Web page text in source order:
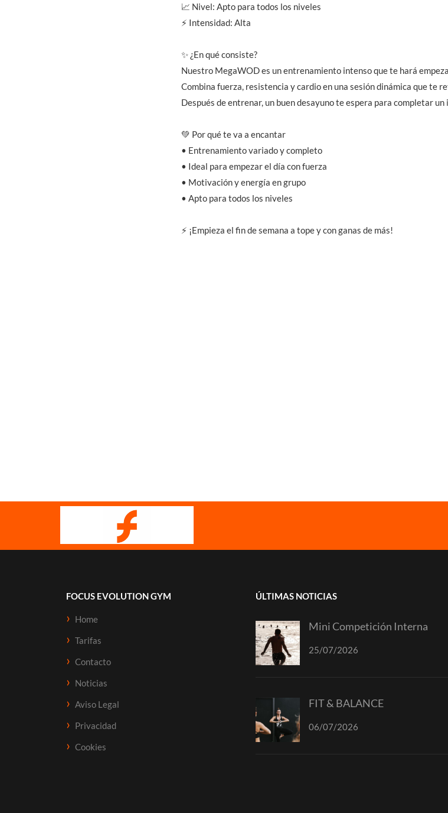
📈 Nivel: Apto para todos los niveles
⚡ Intensidad: Alta
✨ ¿En qué consiste?
Nuestro MegaWOD es un entrenamiento intenso que te hará
Combina fuerza, resistencia y cardio en una sesión dinámica que te
Después de entrenar, un buen desayuno te espera para completar
💚 Por qué te va a encantar
• Entrenamiento variado y completo
• Ideal para empezar el día con fuerza
• Motivación y energía en grupo
• Apto para todos los niveles
⚡ ¡Empieza el fin de semana a tope y con ganas de más!
FOCUS EVOLUTION GYM
Home
Tarifas
Contacto
Noticias
Aviso Legal
Privacidad
Cookies
ÚLTIMAS NOTICIAS
Mini Competición Interna
25/07/2026
FIT & BALANCE
06/07/2026